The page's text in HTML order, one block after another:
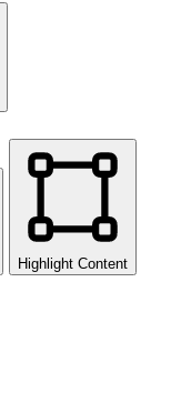
Highlight Content